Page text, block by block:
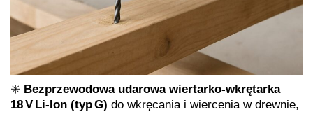
✳️ Bezprzewodowa udarowa wiertarko‑wkrętarka
18 V Li‑Ion (typ G) do wkręcania i wiercenia w drewnie,